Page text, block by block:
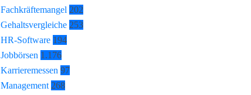
Fachkräftemangel 202
Gehaltsvergleiche 253
HR-Software 194
Jobbörsen 1.176
Karrieremessen 97
Management 268